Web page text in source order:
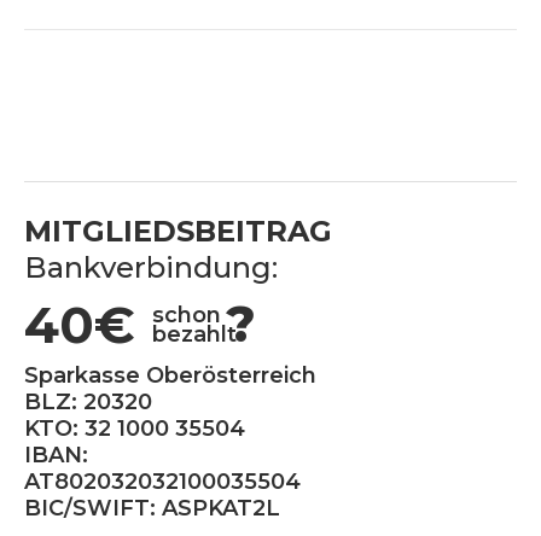
MITGLIEDSBEITRAG
Bankverbindung:
40€ schon
bezahlt?
Sparkasse Oberösterreich
BLZ: 20320
KTO: 32 1000 35504
IBAN:
AT802032032100035504
BIC/SWIFT: ASPKAT2L